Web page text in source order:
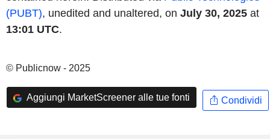
(PUBT), unedited and unaltered, on July 30, 2025 at
13:01 UTC.
© Publicnow - 2025
Aggiungi MarketScreener alle tue fonti Condividi